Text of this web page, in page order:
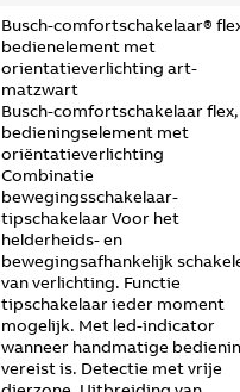
Busch-comfortschakelaar®
bedienelement met
orientatieverlichting art-
matzwart
Busch-comfortschakelaar flex,
bedieningselement met
oriëntatieverlichting
Combinatie
bewegingsschakelaar-
tipschakelaar Voor het
helderheids- en
bewegingsafhankelijk
van verlichting. Functie
tipschakelaar ieder moment
mogelijk. Met led-indicator
wanneer handmatige
vereist is. Detectie met vrije